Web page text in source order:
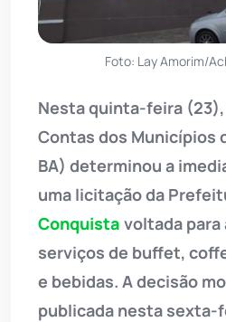
Foto: Lay Amorim/
Nesta quinta-feira (23),
Contas dos Municípios
BA) determinou a
uma licitação da
Conquista voltada para
serviços de buffet,
e bebidas. A decisão
publicada nesta sexta-